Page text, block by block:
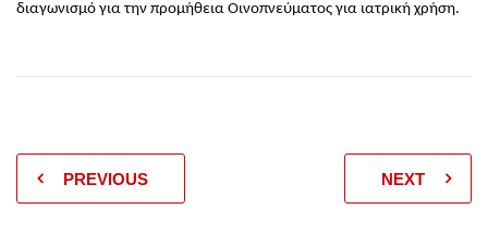
διαγωνισμό για την προμήθεια Οινοπνεύματος για ιατρική χρήση.
PREVIOUS NEXT